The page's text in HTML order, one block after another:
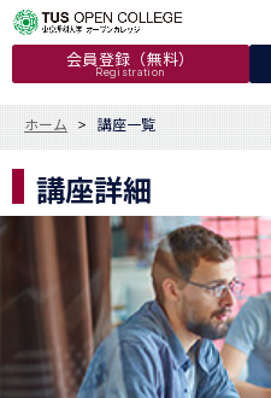
会員登録（無料）
Registration
ホーム 講座一覧
講座詳細